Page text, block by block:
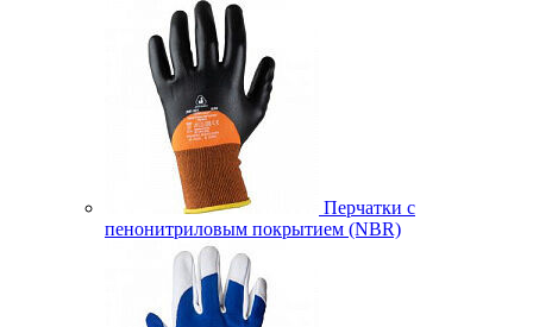
Перчатки с
пенонитриловым покрытием (NBR)